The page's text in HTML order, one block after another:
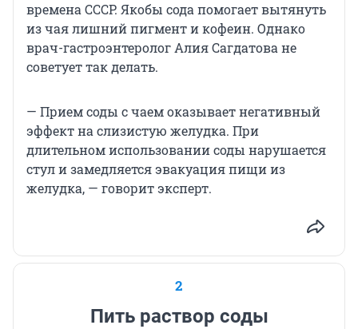
времена СССР. Якобы сода помогает вытянуть
из чая лишний пигмент и кофеин. Однако
врач-гастроэнтеролог Алия Сагдатова не
советует так делать.
— Прием соды с чаем оказывает негативный
эффект на слизистую желудка. При
длительном использовании соды нарушается
стул и замедляется эвакуация пищи из
желудка, — говорит эксперт.
2
Пить раствор соды